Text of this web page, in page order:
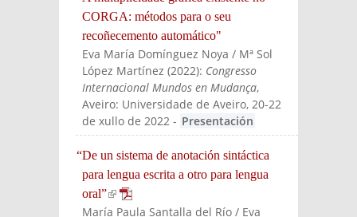
CORGA: métodos para o seu
recoñecemento automático"
Eva María Domínguez Noya / Mª Sol
López Martínez(2022): Congresso
Internacional Mundos en Mudança,
Aveiro: Universidade de Aveiro, 20-22
de xullo de 2022 - Presentación
“De un sistema de anotación sintáctica
para lengua escrita a otro para lengua
oral”(link is external)
María Paula Santalla del Río / Eva